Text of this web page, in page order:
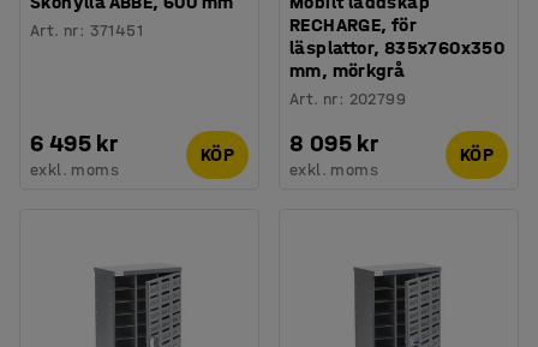
Art. nr: 371451
6 495 kr
exkl. moms
KÖP
RECHARGE, för
läsplattor, 835x760x350
mm, mörkgrå
Art. nr: 202799
8 095 kr
exkl. moms
KÖP